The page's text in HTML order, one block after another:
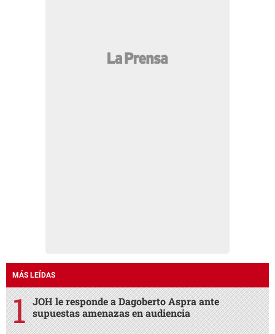
MÁS LEÍDAS
JOH le responde a Dagoberto Aspra ante
supuestas amenazas en audiencia